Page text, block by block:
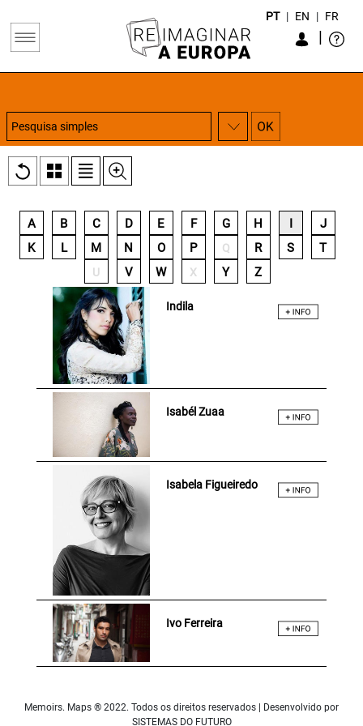
|
PT | EN | FR
A B C D E F G H
J
K
L M N O P Q R S T
U V W X Y Z
Indila
Isabél Zuaa
Isabela Figueiredo
Ivo Ferreira
Memoirs. Maps ® 2022. Todos os direitos reservados | Desenvolvido por
SISTEMAS DO FUTURO